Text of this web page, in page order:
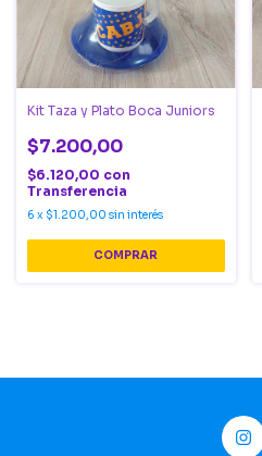
Kit Taza y Plato Boca Juniors
$7.200,00
$6.120,00 con
Transferencia
6 x $1.200,00 sin interés